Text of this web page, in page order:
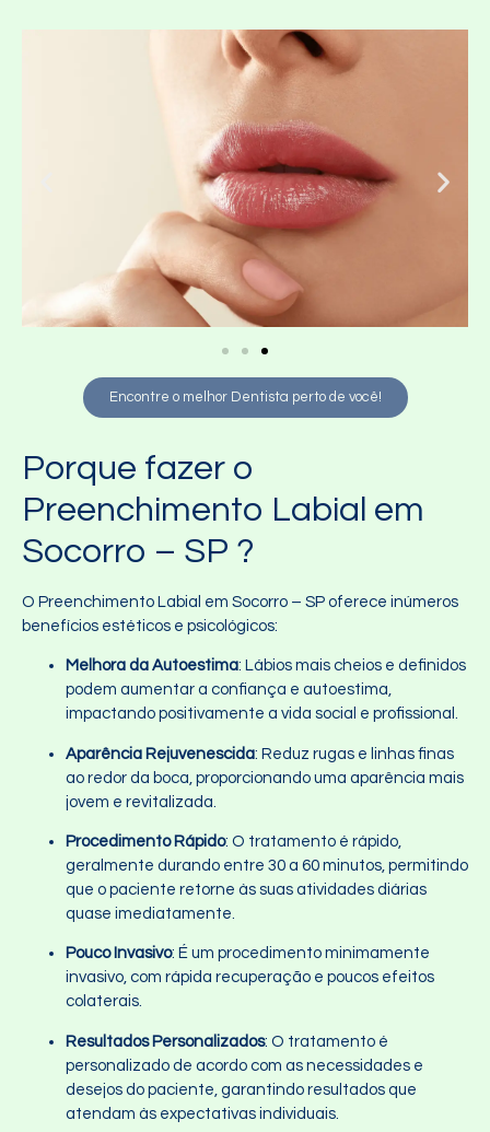
Encontre o melhor Dentista perto de você!
Porque fazer o
Preenchimento Labial em
Socorro – SP ?
O Preenchimento Labial em Socorro – SP oferece inúmeros
benefícios estéticos e psicológicos:
Melhora da Autoestima: Lábios mais cheios e definidos
podem aumentar a confiança e autoestima,
impactando positivamente a vida social e profissional.
Aparência Rejuvenescida: Reduz rugas e linhas finas
ao redor da boca, proporcionando uma aparência mais
jovem e revitalizada.
Procedimento Rápido: O tratamento é rápido,
geralmente durando entre 30 a 60 minutos, permitindo
que o paciente retorne às suas atividades diárias
quase imediatamente.
Pouco Invasivo: É um procedimento minimamente
invasivo, com rápida recuperação e poucos efeitos
colaterais.
Resultados Personalizados: O tratamento é
personalizado de acordo com as necessidades e
desejos do paciente, garantindo resultados que
atendam às expectativas individuais.